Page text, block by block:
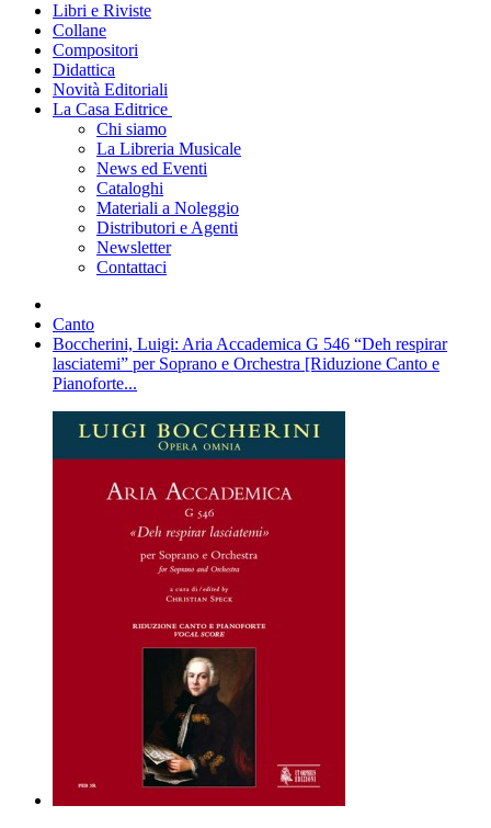
Libri e Riviste
Collane
Compositori
Didattica
Novità Editoriali
La Casa Editrice
Chi siamo
La Libreria Musicale
News ed Eventi
Cataloghi
Materiali a Noleggio
Distributori e Agenti
Newsletter
Contattaci
Canto
Boccherini, Luigi: Aria Accademica G 546 “Deh respirar
lasciatemi” per Soprano e Orchestra [Riduzione Canto e
Pianoforte...